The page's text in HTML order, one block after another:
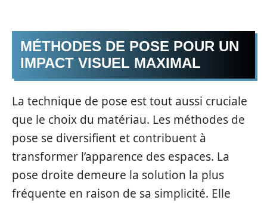
MÉTHODES DE POSE POUR UN
IMPACT VISUEL MAXIMAL
La technique de pose est tout aussi cruciale
que le choix du matériau. Les méthodes de
pose se diversifient et contribuent à
transformer l’apparence des espaces. La
pose droite demeure la solution la plus
fréquente en raison de sa simplicité. Elle